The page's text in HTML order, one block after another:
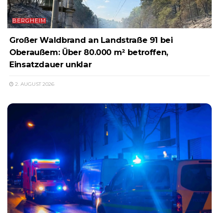
BERGHEIM
Großer Waldbrand an Landstraße 91 bei
Oberaußem: Über 80.000 m² betroffen,
Einsatzdauer unklar
2. AUGUST 2026